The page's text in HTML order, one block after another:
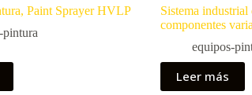
Paint Sprayer HVLP
pintura
Sistema
componentes
equipos-
Leer más